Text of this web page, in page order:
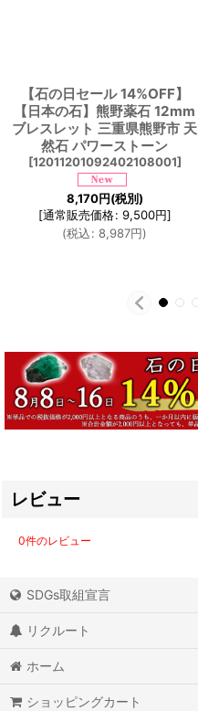
【石の日セール 14%OFF】
【日本の石】熊野薬石 12mm
ブレスレット 三重県熊野市 天
然石 パワーストーン
[12011201092402108001]
8,170円(税別)
[通常販売価格: 9,500円]
(税込: 8,987円)
レビュー
0件のレビュー
SDGs取組宣言
リクルート
ホーム
ショッピングカート